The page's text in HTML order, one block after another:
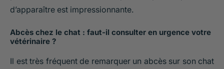
d’apparaître est impressionnante.
Abcès chez le chat : faut-il consulter en urgence votre
vétérinaire ?
Il est très fréquent de remarquer un abcès sur son chat